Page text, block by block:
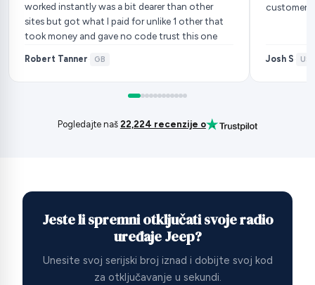
worked instantly was a bit dearer than other
sites but got what I paid for unlike 1 other that
took money and gave no code trust this one
Robert Tanner· GB
customer
Josh S· US
Pogledajte naš 22,224 recenzije o
Jeste li spremni otključati svoje radio
uređaje Jeep?
Unesite svoj serijski broj iznad i dobijte svoj kod
za otključavanje u sekundi.